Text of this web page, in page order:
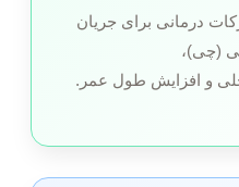
درمانی برای جریان
(چی)،
و افزایش طول عمر.